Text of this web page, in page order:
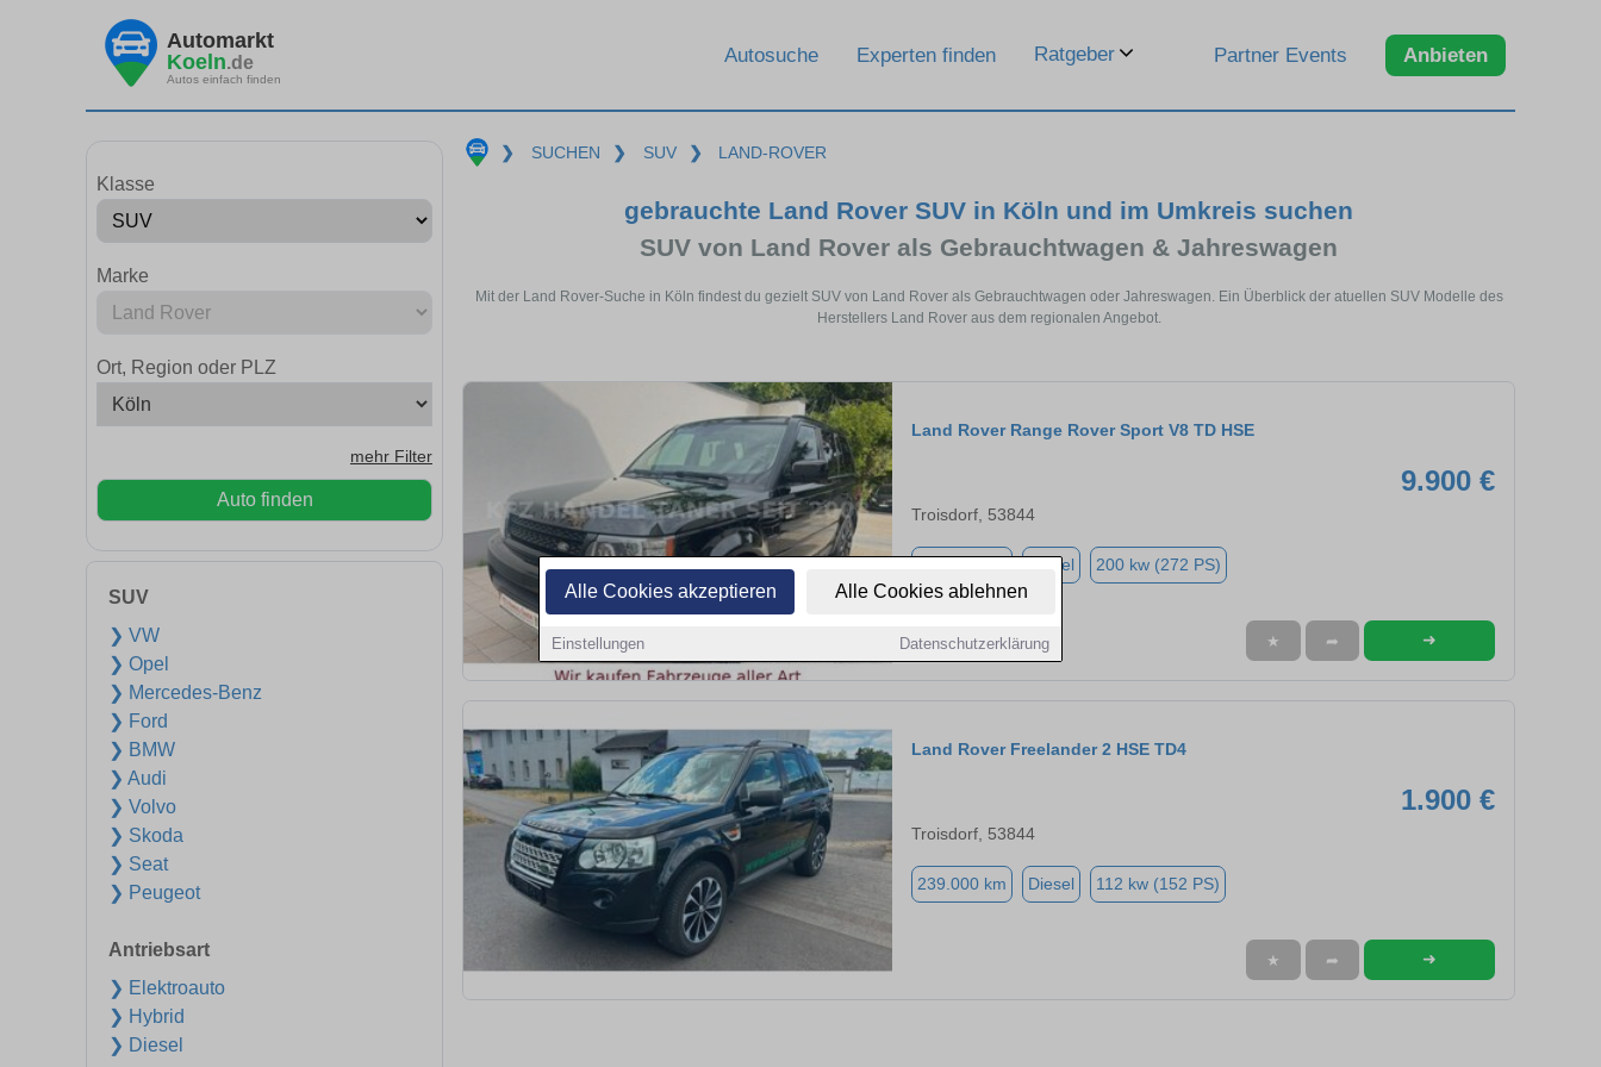
Alle Cookies akzeptieren Alle Cookies ablehnen
Einstellungen Datenschutzerklärung
Automarkt
Koeln.de
Autos einfach finden
Autosuche Experten finden Ratgeber Partner Events Anbieten
Klasse
Marke
Ort, Region oder PLZ
mehr Filter
Auto finden
SUV
❯ VW
❯ Opel
❯ Mercedes-Benz
❯ Ford
❯ BMW
❯ Audi
❯ Volvo
❯ Skoda
❯ Seat
❯ Peugeot
Antriebsart
❯ Elektroauto
❯ Hybrid
❯ Diesel
❯ SUCHEN ❯ SUV ❯ LAND-ROVER
gebrauchte Land Rover SUV in Köln und im Umkreis suchen
SUV von Land Rover als Gebrauchtwagen & Jahreswagen
Mit der Land Rover-Suche in Köln findest du gezielt SUV von Land Rover als Gebrauchtwagen oder Jahreswagen. Ein Überblick der atuellen SUV Modelle des
Herstellers Land Rover aus dem regionalen Angebot.
Land Rover Range Rover Sport V8 TD HSE
9.900 €
Troisdorf, 53844
Diesel 200 kw (272 PS)
★ ➦ ➜
Land Rover Freelander 2 HSE TD4
1.900 €
Troisdorf, 53844
239.000 km Diesel 112 kw (152 PS)
★ ➦ ➜